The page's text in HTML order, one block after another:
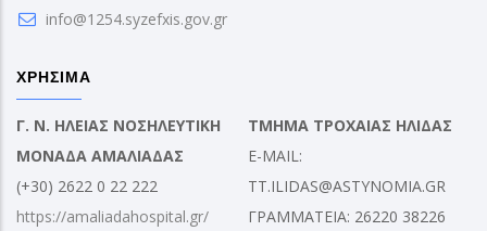
info@1254.syzefxis.gov.gr
ΧΡΗΣΙΜΑ
Γ. Ν. ΗΛΕΙΑΣ ΝΟΣΗΛΕΥΤΙΚΗ
ΜΟΝΑΔΑ ΑΜΑΛΙΑΔΑΣ
(+30) 2622 0 22 222
https://amaliadahospital.gr/
ΤΜΗΜΑ ΤΡΟΧΑΙΑΣ ΗΛΙΔΑΣ
E-MAIL:
TT.ILIDAS@ASTYNOMIA.GR
ΓΡΑΜΜΑΤΕΙΑ: 26220 38226